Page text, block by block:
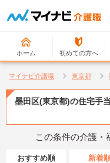
ホーム 初めての方へ
マイナビ介護職 東京都
墨田区(東京都)の住宅手
この条件の介護・
おすすめ順 新着